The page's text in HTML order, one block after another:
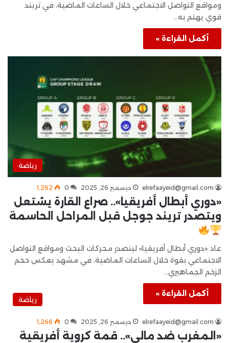
ومواقع التواصل الاجتماعي خلال الساعات الماضية، في تريند
قوي يهتم به…
أكمل القراءة »
رياضة
elrefaayeid@gmail.com ديسمبر 26, 2025 0 1٬262
«دوري أبطال أفريقيا».. صراع القارة يشتعل
ويتصدر تريند جوجل قبل المراحل الحاسمة
عاد «دوري أبطال أفريقيا» ليتصدر محركات البحث ومواقع التواصل
الاجتماعي بقوة خلال الساعات الماضية، في مشهد يعكس حجم
الزخم الجماهيري…
أكمل القراءة »
رياضة
elrefaayeid@gmail.com ديسمبر 26, 2025 0 1٬266
«المغرب ضد مالي».. قمة كروية أفريقية